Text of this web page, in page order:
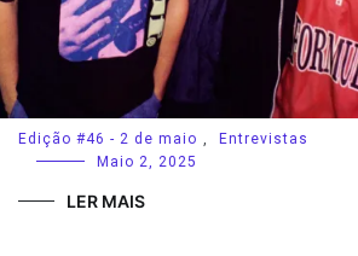
Edição #46 - 2 de maio ,
Entrevistas
Maio 2, 2025
LER MAIS